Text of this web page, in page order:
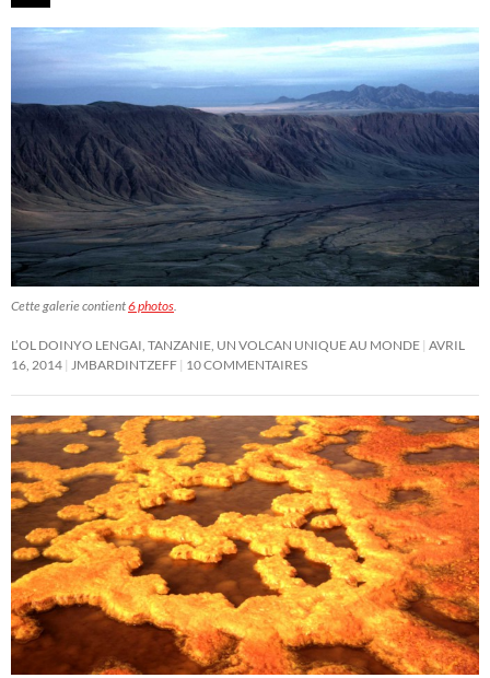
Cette galerie contient6 photos.
L’OL DOINYO LENGAI, TANZANIE, UN VOLCAN UNIQUE AU MONDE AVRIL
16, 2014 JMBARDINTZEFF 10 COMMENTAIRES